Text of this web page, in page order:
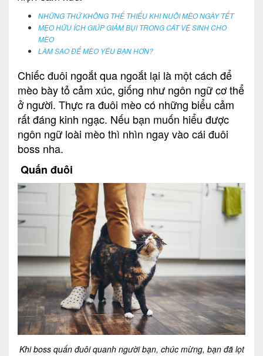
NHỮNG THỨ KHÔNG THỂ THIẾU KHI NUÔI MÈO NGÀY TẾT
MẸO HỮU ÍCH GIÚP GIẢM BỤI TRONG CÁT VỆ SINH CHO
MÈO
LÀM SAO ĐỂ MÈO YÊU BẠN HƠN?
Chiếc đuôi ngoắt qua ngoắt lại là một cách để
mèo bày tỏ cảm xúc, giống như ngôn ngữ cơ thể
ở người. Thực ra đuôi mèo có những biểu cảm
rất đáng kinh ngạc. Nếu bạn muốn hiểu được
ngôn ngữ loài mèo thì nhìn ngay vào cái đuôi
boss nha.
Quấn đuôi
Khi boss quấn đuôi quanh người bạn, chúc mừng, bạn đã lọt